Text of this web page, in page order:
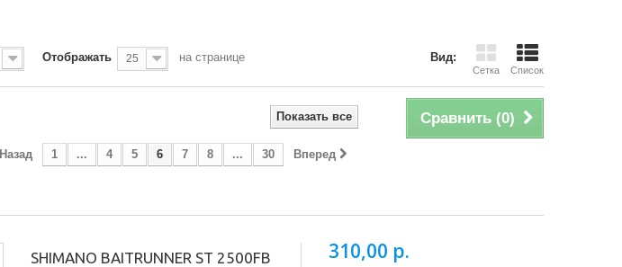
Вид:
Сетка Список
Отображать 25 на странице
Сравнить (0)
Показать все
Назад 1 ... 4 5 6 7 8 ... 30 Вперед
SHIMANO BAITRUNNER ST 2500FB 310,00 р.